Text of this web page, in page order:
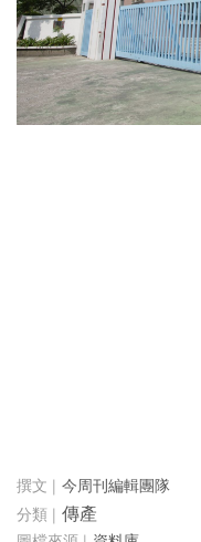
今周刊編輯團隊
傳產